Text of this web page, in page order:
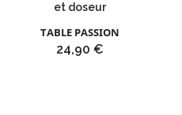
et doseur
TABLE PASSION
Prix
24,90 €